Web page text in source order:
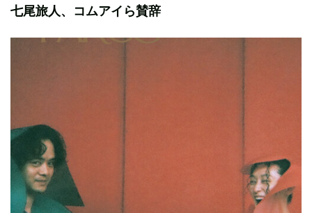
七尾旅人、コムアイら賛辞